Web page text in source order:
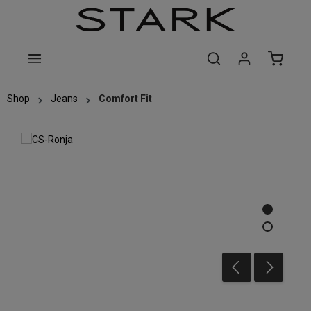
Zum Hauptinhalt springen
Shop Jeans Comfort Fit